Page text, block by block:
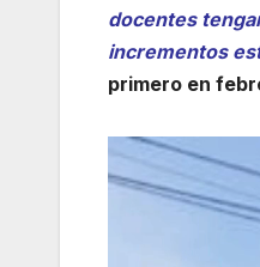
docentes
incrementos
primero en
Reproductor
de